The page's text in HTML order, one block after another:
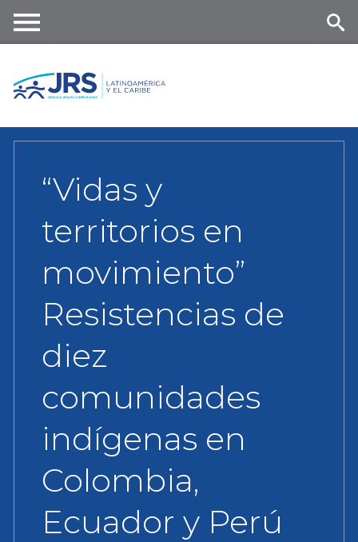
content
“Vidas y
territorios en
movimiento”
Resistencias de
diez
comunidades
indígenas en
Colombia,
Ecuador y Perú